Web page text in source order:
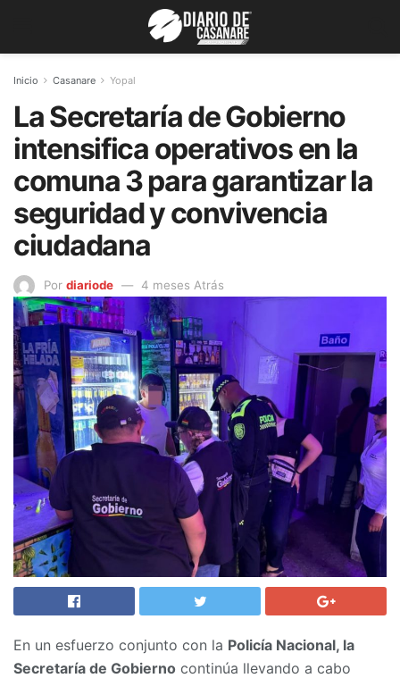
Inicio Casanare Yopal
La Secretaría de Gobierno
intensifica operativos en la
comuna 3 para garantizar la
seguridad y convivencia
ciudadana
Por diariode 4 meses Atrás
En un esfuerzo conjunto con la Policía Nacional, la
Secretaría de Gobierno continúa llevando a cabo